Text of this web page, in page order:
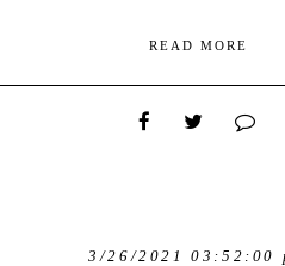
READ MORE
3/26/2021 03:52:00